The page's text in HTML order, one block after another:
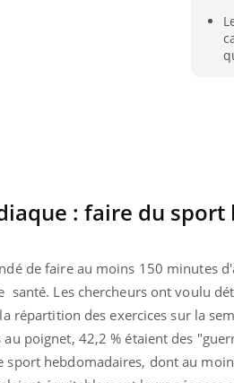
: faire du
de faire au moins 150 minutes
santé. Les chercheurs ont voulu
répartition des exercices sur la
au poignet, 42,2 % étaient des
sport hebdomadaires, dont au
Mains : se Youtube
Diabète &
Le Ramadan